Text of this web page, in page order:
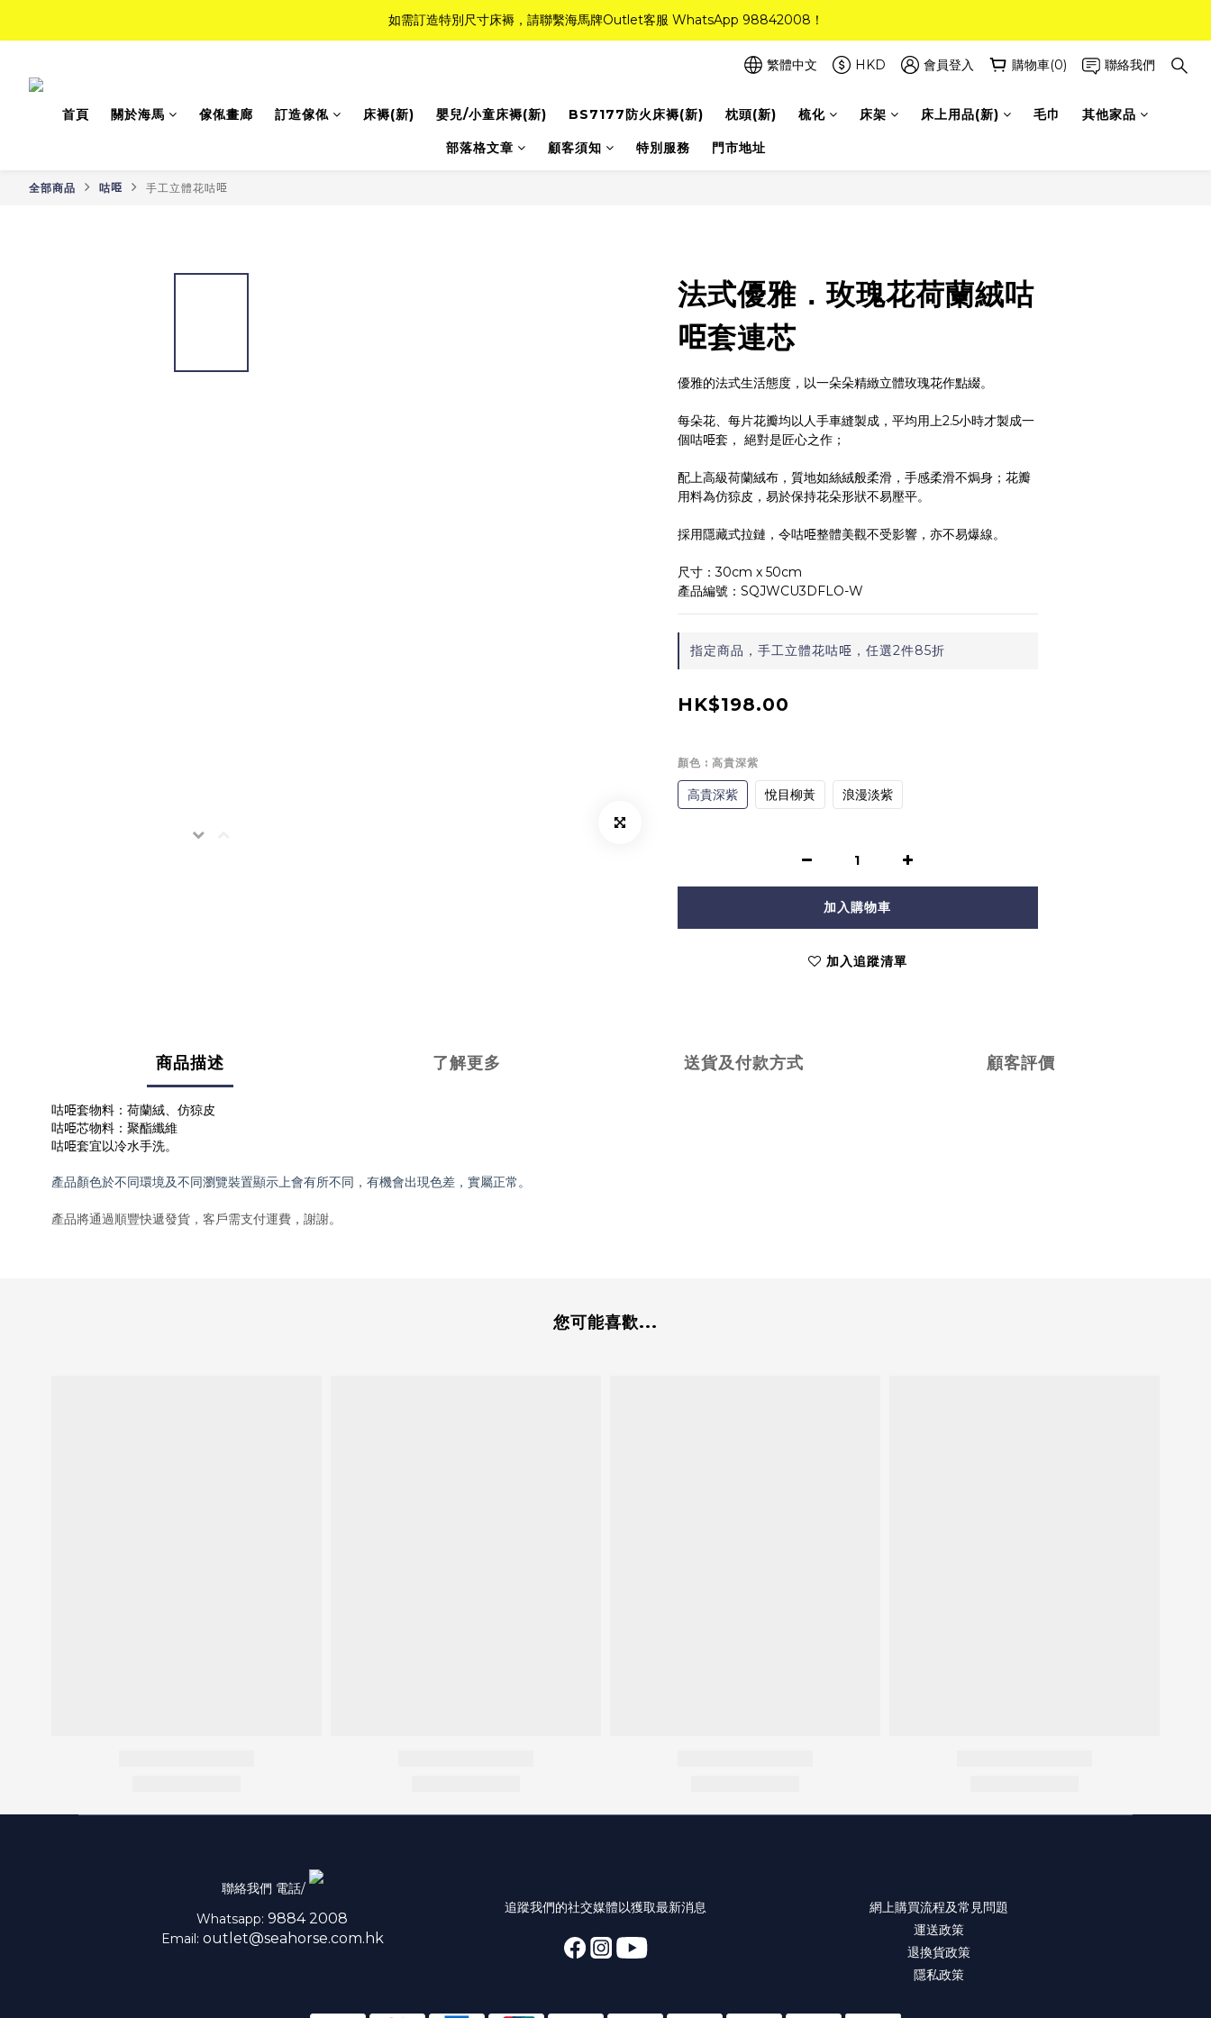
如需訂造特別尺寸床褥，請聯繫海馬牌Outlet客服 WhatsApp 98842008！
如需訂造特別尺寸床褥，請聯繫海馬牌Outlet客服 WhatsApp 98842008！
Top-Tier Quality系列床褥82折(新永久記憶床褥 及 健康記憶床褥)＋送禮品＋免運費(只限標準尺寸)
如需訂造特別尺寸床褥，請聯繫海馬牌Outlet客服 WhatsApp 98842008！
繁體中文 HKD 會員登入 購物車(0) 聯絡我們
首頁 關於海馬 傢俬畫廊 訂造傢俬 床褥(新) 嬰兒/小童床褥(新) BS7177防火床褥(新) 枕頭(新) 梳化 床架 床上用品(新) 毛巾 其他家品
部落格文章 顧客須知 特別服務 門市地址
全部商品 咕𠱸 手工立體花咕𠱸
法式優雅．玫瑰花荷蘭絨咕
𠱸套連芯
優雅的法式生活態度，以一朵朵精緻立體玫瑰花作點綴。
每朵花、每片花瓣均以人手車縫製成，平均用上2.5小時才製成一
個咕𠱸套， 絕對是匠心之作；
配上高級荷蘭絨布，質地如絲絨般柔滑，手感柔滑不焗身；花瓣
用料為仿猄皮，易於保持花朵形狀不易壓平。
採用隱藏式拉鏈，令咕𠱸整體美觀不受影響，亦不易爆線。
尺寸：30cm x 50cm
產品編號：SQJWCU3DFLO-W
指定商品，手工立體花咕𠱸，任選2件85折
HK$198.00
顏色 : 高貴深紫
高貴深紫 悅目柳黃 浪漫淡紫
加入購物車
加入追蹤清單
商品描述 了解更多 送貨及付款方式 顧客評價
咕𠱸套物料：荷蘭絨、仿猄皮
咕𠱸芯物料：聚酯纖維
咕𠱸套宜以冷水手洗。
產品顏色於不同環境及不同瀏覽裝置顯示上會有所不同，有機會出現色差，實屬正常。
產品將通過順豐快遞發貨，客戶需支付運費 ， 謝謝。
您可能喜歡...
聯絡我們 電話/
Whatsapp: 9884 2008
Email: outlet@seahorse.com.hk
追蹤我們的社交媒體以獲取最新消息
網上購買流程及常見問題
運送政策
退換貨政策
隱私政策